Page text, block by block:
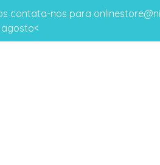
contata-nos para
agosto<